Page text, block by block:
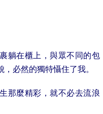
躺在櫃上，與眾不同的包
必然的獨特懾住了我。
那麼精彩，就不必去流浪